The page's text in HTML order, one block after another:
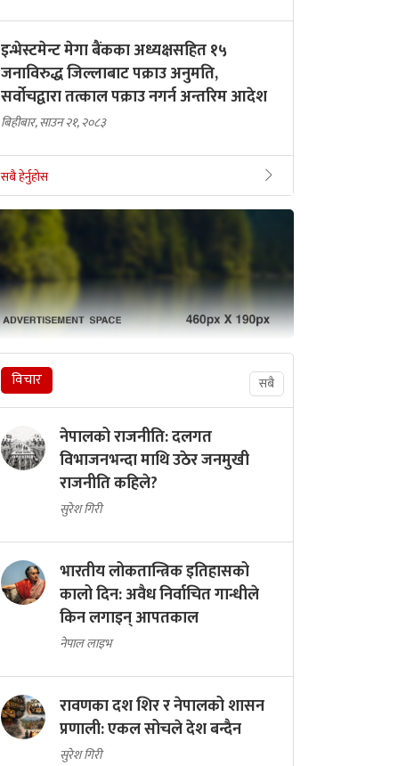
इन्भेस्टमेन्ट मेगा बैंकका अध्यक्षसहित १५
जनाविरुद्ध जिल्लाबाट पक्राउ अनुमति,
सर्वोचद्वारा तत्काल पक्राउ नगर्न अन्तरिम आदेश
बिहीबार, साउन २१, २०८३
सबै हेर्नुहोस
विचार सबै
नेपालको राजनीति: दलगत
विभाजनभन्दा माथि उठेर जनमुखी
राजनीति कहिले?
सुरेश गिरी
भारतीय लोकतान्त्रिक इतिहासको
कालो दिन: अवैध निर्वाचित गान्धीले
किन लगाइन् आपतकाल
नेपाल लाइभ
रावणका दश शिर र नेपालको शासन
प्रणाली: एकल सोचले देश बन्दैन
सुरेश गिरी